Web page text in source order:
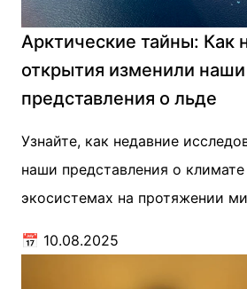
Арктические тайны: Как
открытия изменили наши
представления о льде
Узнайте, как недавние
наши представления о
экосистемах на протяжении
📅 10.08.2025